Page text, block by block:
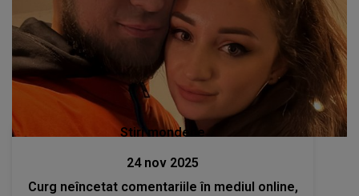
Stiri mondene
24 nov 2025
Curg neîncetat comentariile în mediul online,